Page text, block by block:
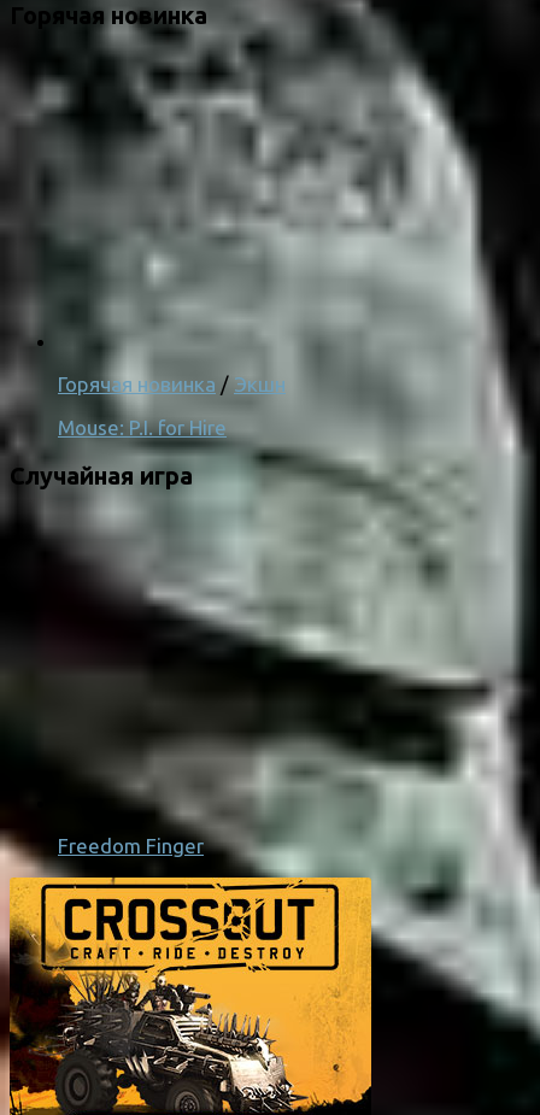
Горячая новинка
Горячая новинка / Экшн
Mouse: P.I. for Hire
Случайная игра
Freedom Finger